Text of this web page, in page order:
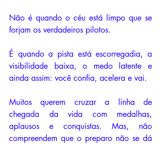
Não é quando o céu está limpo que se
forjam os verdadeiros pilotos.
É quando a pista está escorregadia, a
visibilidade baixa, o medo latente e
ainda assim: você confia, acelera e vai.
Muitos querem cruzar a linha de
chegada da vida com medalhas,
aplausos e conquistas. Mas, não
compreendem que o preparo não se dá